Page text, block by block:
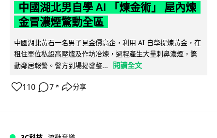
中國湖北男自學 AI 「煉金術」 屋內煉
金冒濃煙驚動全區
中國湖北黃石一名男子見金價高企，利用 AI 自學提煉黃金，在
租住單位私設高壓爐及作坊冶煉，過程產生大量刺鼻濃煙，驚
動鄰居報警。警方到場揭發整...
閱讀全文
110 7 ↗ 分享